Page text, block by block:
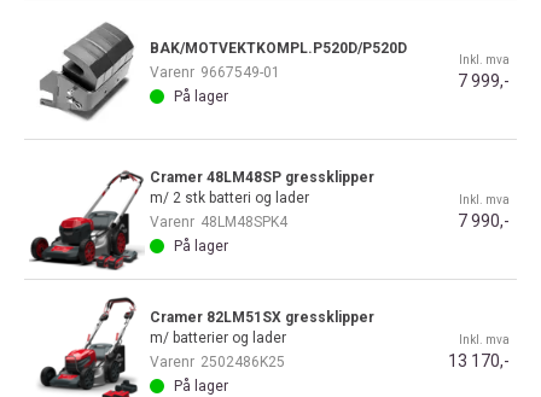
BAK/MOTVEKTKOMPL.P520D/P520D
Varenr 9667549-01
På lager
Inkl. mva
7 999,-
Cramer 48LM48SP gressklipper
m/ 2 stk batteri og lader
Varenr 48LM48SPK4
På lager
Inkl. mva
7 990,-
Cramer 82LM51SX gressklipper
m/ batterier og lader
Varenr 2502486K25
På lager
Inkl. mva
13 170,-